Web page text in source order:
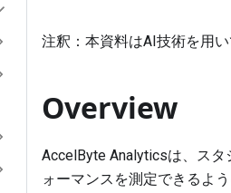
注釈：本資料はAI技術を用い
Overview
AccelByte Analyticsは、ス
ォーマンスを測定できるよ